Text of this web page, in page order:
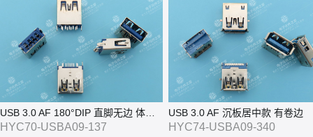
HYC70-USBA09-137
USB 3.0 AF 沉板居中款 有卷边
HYC74-USBA09-340